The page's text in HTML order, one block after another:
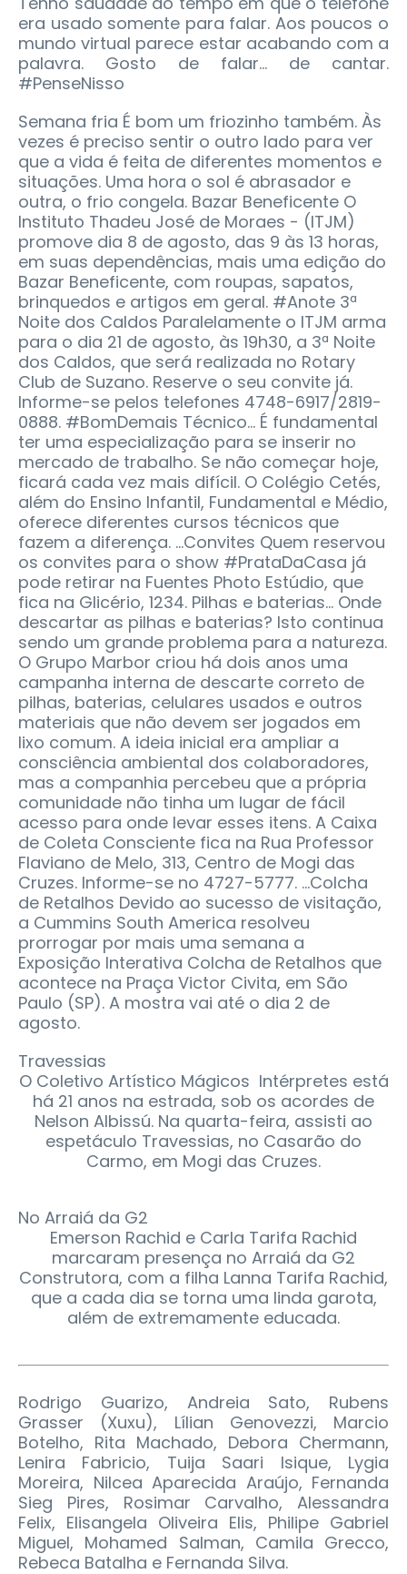
era usado somente para falar. Aos poucos o
mundo virtual parece estar acabando com a
palavra. Gosto de falar... de cantar.
#PenseNisso
Semana fria É bom um friozinho também. Às
vezes é preciso sentir o outro lado para ver
que a vida é feita de diferentes momentos e
situações. Uma hora o sol é abrasador e
outra, o frio congela. Bazar Beneficente O
Instituto Thadeu José de Moraes - (ITJM)
promove dia 8 de agosto, das 9 às 13 horas,
em suas dependências, mais uma edição do
Bazar Beneficente, com roupas, sapatos,
brinquedos e artigos em geral. #Anote 3ª
Noite dos Caldos Paralelamente o ITJM arma
para o dia 21 de agosto, às 19h30, a 3ª Noite
dos Caldos, que será realizada no Rotary
Club de Suzano. Reserve o seu convite já.
Informe-se pelos telefones 4748-6917/2819-
0888. #BomDemais Técnico... É fundamental
ter uma especialização para se inserir no
mercado de trabalho. Se não começar hoje,
ficará cada vez mais difícil. O Colégio Cetés,
além do Ensino Infantil, Fundamental e Médio,
oferece diferentes cursos técnicos que
fazem a diferença. ...Convites Quem reservou
os convites para o show #PrataDaCasa já
pode retirar na Fuentes Photo Estúdio, que
fica na Glicério, 1234. Pilhas e baterias... Onde
descartar as pilhas e baterias? Isto continua
sendo um grande problema para a natureza.
O Grupo Marbor criou há dois anos uma
campanha interna de descarte correto de
pilhas, baterias, celulares usados e outros
materiais que não devem ser jogados em
lixo comum. A ideia inicial era ampliar a
consciência ambiental dos colaboradores,
mas a companhia percebeu que a própria
comunidade não tinha um lugar de fácil
acesso para onde levar esses itens. A Caixa
de Coleta Consciente fica na Rua Professor
Flaviano de Melo, 313, Centro de Mogi das
Cruzes. Informe-se no 4727-5777. ...Colcha
de Retalhos Devido ao sucesso de visitação,
a Cummins South America resolveu
prorrogar por mais uma semana a
Exposição Interativa Colcha de Retalhos que
acontece na Praça Victor Civita, em São
Paulo (SP). A mostra vai até o dia 2 de
agosto.
Travessias
O Coletivo Artístico Mágicos Intérpretes está
há 21 anos na estrada, sob os acordes de
Nelson Albissú. Na quarta-feira, assisti ao
espetáculo Travessias, no Casarão do
Carmo, em Mogi das Cruzes.
No Arraiá da G2
Emerson Rachid e Carla Tarifa Rachid
marcaram presença no Arraiá da G2
Construtora, com a filha Lanna Tarifa Rachid,
que a cada dia se torna uma linda garota,
além de extremamente educada.
Rodrigo Guarizo, Andreia Sato, Rubens
Grasser (Xuxu), Lílian Genovezzi, Marcio
Botelho, Rita Machado, Debora Chermann,
Lenira Fabricio, Tuija Saari Isique, Lygia
Moreira, Nilcea Aparecida Araújo, Fernanda
Sieg Pires, Rosimar Carvalho, Alessandra
Felix, Elisangela Oliveira Elis, Philipe Gabriel
Miguel, Mohamed Salman, Camila Grecco,
Rebeca Batalha e Fernanda Silva.